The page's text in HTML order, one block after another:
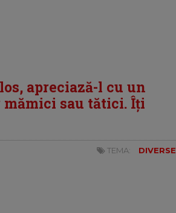
apreciază-l cu un
sau tătici. Îți
TEMA: DIVERSE